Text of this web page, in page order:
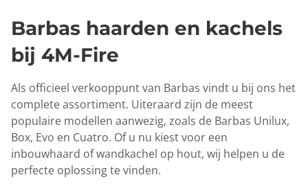
Barbas haarden en kachels
bij 4M-Fire
Als officieel verkooppunt van Barbas vindt u bij ons het
complete assortiment. Uiteraard zijn de meest
populaire modellen aanwezig, zoals de Barbas Unilux,
Box, Evo en Cuatro. Of u nu kiest voor een
inbouwhaard of wandkachel op hout, wij helpen u de
perfecte oplossing te vinden.